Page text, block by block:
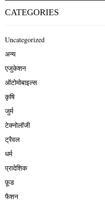
CATEGORIES
Uncategorized
अन्य
एजुकेशन
ऑटोमोबाइल्स
कृषि
जुर्म
टेक्नोलॉजी
ट्रैवल
धर्म
प्रादेशिक
फ़ूड
फैशन